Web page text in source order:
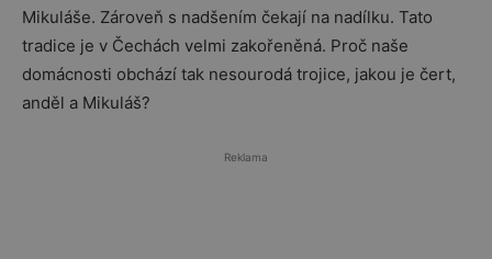
Mikuláše. Zároveň s nadšením čekají na nadílku. Tato
tradice je v Čechách velmi zakořeněná. Proč naše
domácnosti obchází tak nesourodá trojice, jakou je čert,
anděl a Mikuláš?
Reklama